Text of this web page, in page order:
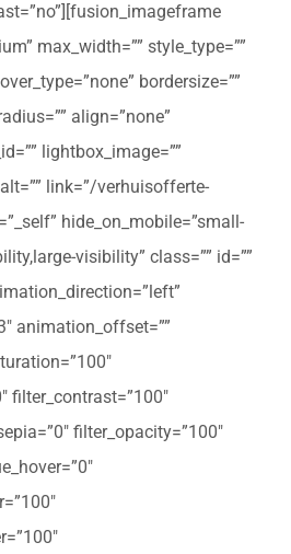
max_width=”” style_type=””
bordersize=””
align=”none”
lightbox_image=””
link=”/verhuisofferte-
hide_on_mobile=”small-
visibility” class=”” id=””
animation_offset=””
filter_contrast=”100″
filter_opacity=”100″